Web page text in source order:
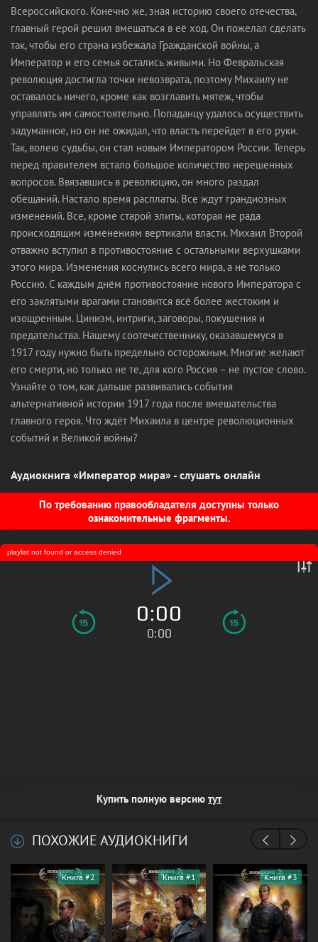
Всероссийского. Конечно же, зная историю своего отечества,
главный герой решил вмешаться в её ход. Он пожелал сделать
так, чтобы его страна избежала Гражданской войны, а
Император и его семья остались живыми. Но Февральская
революция достигла точки невозврата, поэтому Михаилу не
оставалось ничего, кроме как возглавить мятеж, чтобы
управлять им самостоятельно. Попаданцу удалось осуществить
задуманное, но он не ожидал, что власть перейдет в его руки.
Так, волею судьбы, он стал новым Императором России. Теперь
перед правителем встало большое количество нерешенных
вопросов. Ввязавшись в революцию, он много раздал
обещаний. Настало время расплаты. Все ждут грандиозных
изменений. Все, кроме старой элиты, которая не рада
происходящим изменениям вертикали власти. Михаил Второй
отважно вступил в противостояние с остальными верхушками
этого мира. Изменения коснулись всего мира, а не только
Россию. С каждым днём противостояние нового Императора с
его заклятыми врагами становится всё более жестоким и
изощренным. Цинизм, интриги, заговоры, покушения и
предательства. Нашему соотечественнику, оказавшемуся в
1917 году нужно быть предельно осторожным. Многие желают
его смерти, но только не те, для кого Россия – не пустое слово.
Узнайте о том, как дальше развивались события
альтернативной истории 1917 года после вмешательства
главного героя. Что ждёт Михаила в центре революционных
событий и Великой войны?
Аудиокнига «Император мира» - слушать онлайн
По требованию правообладателя доступны только
ознакомительные фрагменты.
0:00
0:00
playlist not found or access denied
Купить полную версию тут
ПОХОЖИЕ АУДИОКНИГИ
Книга #2 Книга #1 Книга #3